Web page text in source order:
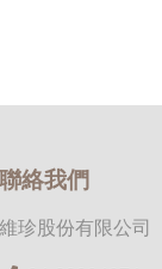
聯絡我們
維珍股份有限公司